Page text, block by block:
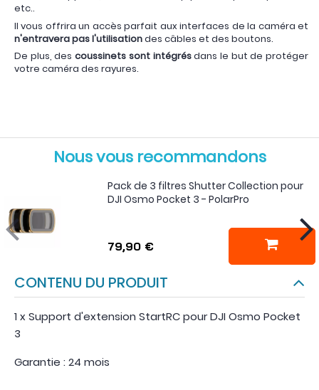
etc..
Il vous offrira un accès parfait aux interfaces de la caméra et
n'entravera pas l'utilisationdes câbles et des boutons.
De plus, descoussinets sont intégrésdans le but de protéger
votre caméra des rayures.
Nous vous recommandons
Pack de 3 filtres Shutter Collection pour
DJI Osmo Pocket 3 - PolarPro
79,90 €
CONTENU DU PRODUIT
1 x Support d'extension StartRC pour DJI Osmo Pocket
3
Garantie : 24 mois